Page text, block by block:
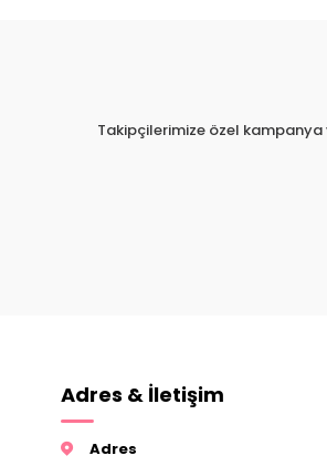
Takipçilerimize özel
Adres & İletişim
Adres